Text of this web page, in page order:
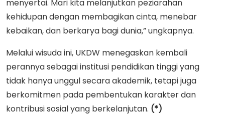
menyertai. Mari kita melanjutkan peziarahan
kehidupan dengan membagikan cinta, menebar
kebaikan, dan berkarya bagi dunia,” ungkapnya.
Melalui wisuda ini, UKDW menegaskan kembali
perannya sebagai institusi pendidikan tinggi yang
tidak hanya unggul secara akademik, tetapi juga
berkomitmen pada pembentukan karakter dan
kontribusi sosial yang berkelanjutan. (*)